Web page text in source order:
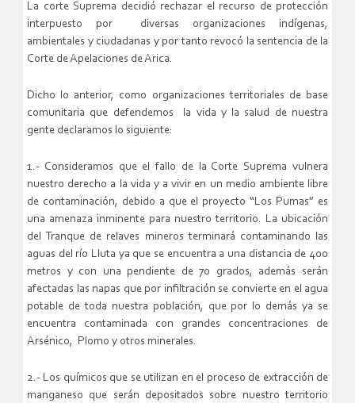
La corte Suprema decidió rechazar el recurso de protección
interpuesto por diversas organizaciones indígenas,
ambientales y ciudadanas y por tanto revocó la sentencia de la
Corte de Apelaciones de Arica.
Dicho lo anterior, como organizaciones territoriales de base
comunitaria que defendemos la vida y la salud de nuestra
gente declaramos lo siguiente:
1.- Consideramos que el fallo de la Corte Suprema vulnera
nuestro derecho a la vida y a vivir en un medio ambiente libre
de contaminación, debido a que el proyecto “Los Pumas” es
una amenaza inminente para nuestro territorio. La ubicación
del Tranque de relaves mineros terminará contaminando las
aguas del río Lluta ya que se encuentra a una distancia de 400
metros y con una pendiente de 70 grados, además serán
afectadas las napas que por infiltración se convierte en el agua
potable de toda nuestra población, que por lo demás ya se
encuentra contaminada con grandes concentraciones de
Arsénico, Plomo y otros minerales.
2.- Los químicos que se utilizan en el proceso de extracción de
manganeso que serán depositados sobre nuestro territorio